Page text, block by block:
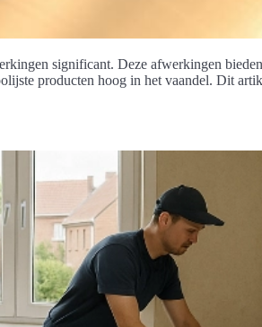
significant. Deze afwerkingen
producten hoog in het vaandel. Dit